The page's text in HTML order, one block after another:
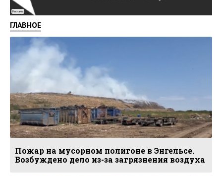
Реклама
ГЛАВНОЕ
Пожар на мусорном полигоне в Энгельсе.
Возбуждено дело из-за загрязнения воздуха